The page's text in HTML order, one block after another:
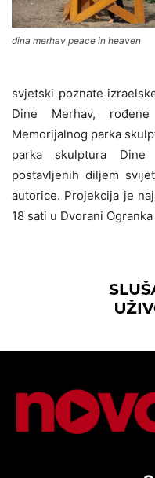
dina merhav peace in heaven
svjetski poznate
Dine Merhav,
Memorijalnog parka
parka skulptura Dine
postavljenih diljem
autorice. Projekcija je
18 sati u Dvorani